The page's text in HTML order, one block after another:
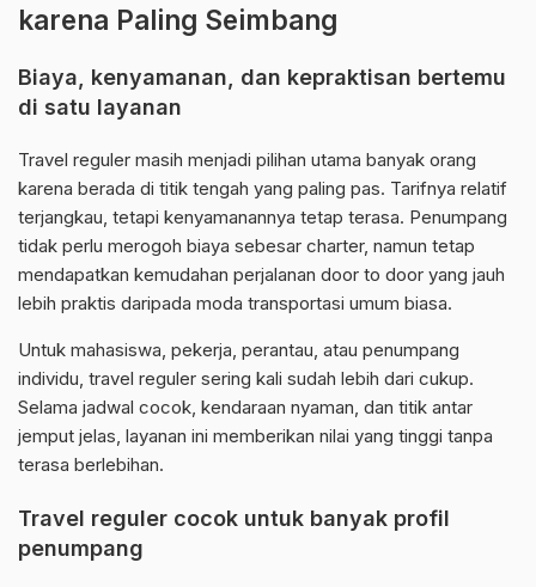
karena Paling Seimbang
Biaya, kenyamanan, dan kepraktisan bertemu
di satu layanan
Travel reguler masih menjadi pilihan utama banyak orang
karena berada di titik tengah yang paling pas. Tarifnya relatif
terjangkau, tetapi kenyamanannya tetap terasa. Penumpang
tidak perlu merogoh biaya sebesar charter, namun tetap
mendapatkan kemudahan perjalanan door to door yang jauh
lebih praktis daripada moda transportasi umum biasa.
Untuk mahasiswa, pekerja, perantau, atau penumpang
individu, travel reguler sering kali sudah lebih dari cukup.
Selama jadwal cocok, kendaraan nyaman, dan titik antar
jemput jelas, layanan ini memberikan nilai yang tinggi tanpa
terasa berlebihan.
Travel reguler cocok untuk banyak profil
penumpang